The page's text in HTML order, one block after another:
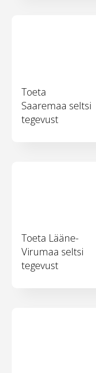
Toeta
Saaremaa seltsi
tegevust
Toeta Lääne-
Virumaa seltsi
tegevust